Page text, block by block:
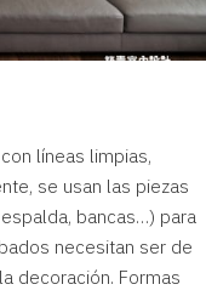
líneas limpias,
se usan las piezas
bancas…) para
necesitan ser de
decoración. Formas